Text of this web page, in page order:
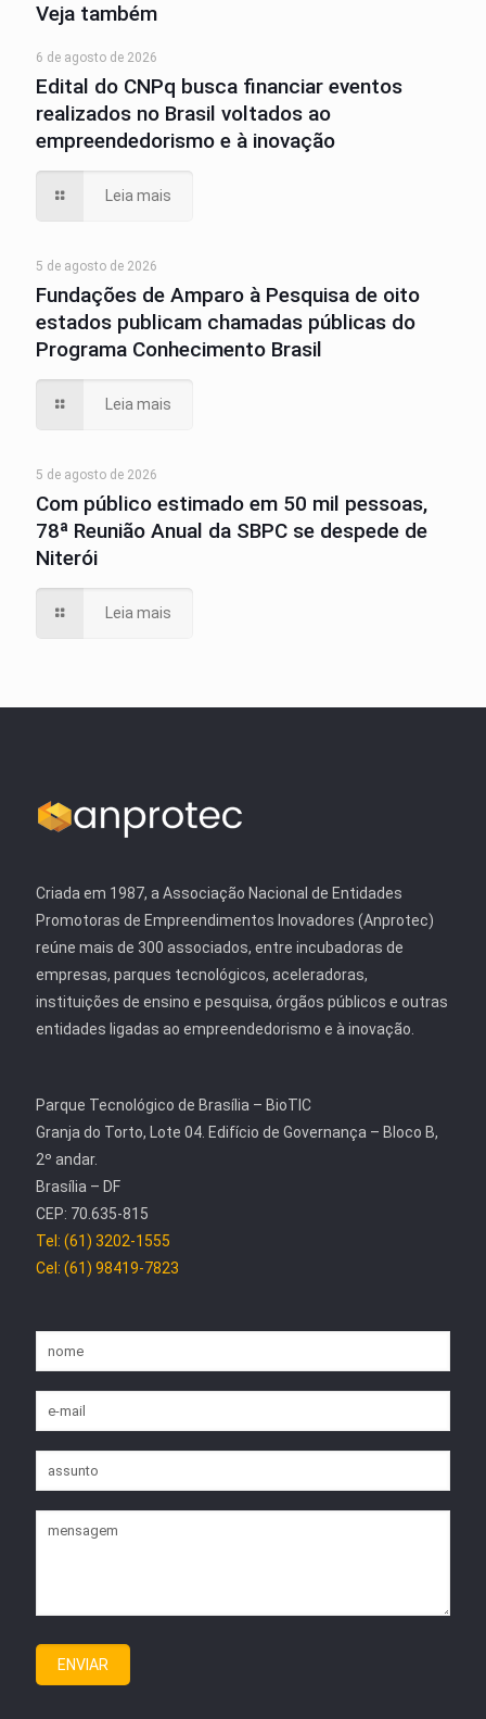
Veja também
6 de agosto de 2026
Edital do CNPq busca financiar eventos
realizados no Brasil voltados ao
empreendedorismo e à inovação
Leia mais
5 de agosto de 2026
Fundações de Amparo à Pesquisa de oito
estados publicam chamadas públicas do
Programa Conhecimento Brasil
Leia mais
5 de agosto de 2026
Com público estimado em 50 mil pessoas,
78ª Reunião Anual da SBPC se despede de
Niterói
Leia mais
Criada em 1987, a Associação Nacional de Entidades
Promotoras de Empreendimentos Inovadores (Anprotec)
reúne mais de 300 associados, entre incubadoras de
empresas, parques tecnológicos, aceleradoras,
instituições de ensino e pesquisa, órgãos públicos e outras
entidades ligadas ao empreendedorismo e à inovação.
Parque Tecnológico de Brasília – BioTIC
Granja do Torto, Lote 04. Edifício de Governança – Bloco B,
2º andar.
Brasília – DF
CEP: 70.635-815
Tel: (61) 3202-1555
Cel: (61) 98419-7823